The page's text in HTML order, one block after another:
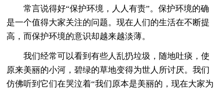
常言说得好“保护环境，人人有责”。保护环境的确
是一个值得大家关注的问题。现在人们的生活在不断提
高，而保护环境的意识却越来越淡薄。
我们经常可以看到有些人乱扔垃圾，随地吐痰，使
原来美丽的小河，碧绿的草地变得为世人所讨厌。我们
仿佛听到它们在哭泣着“我们原本是美丽的，现在大家为